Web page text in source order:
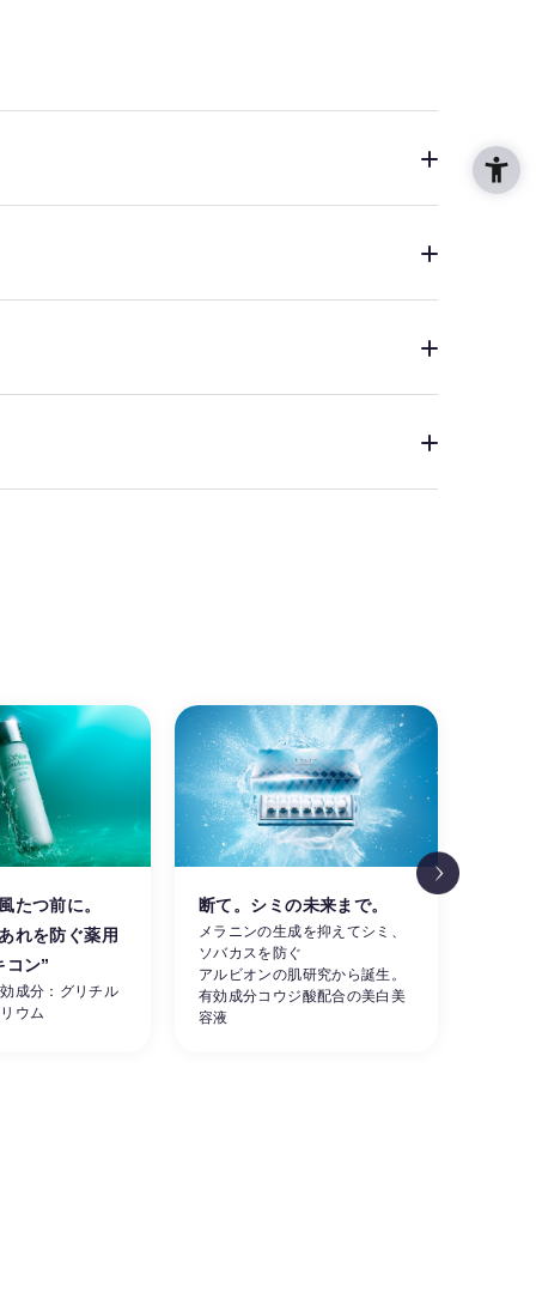
たつ前に。
れを防ぐ薬用
コン”
成分：グリチル
ウム
断て。シミの未来まで。
メラニンの生成を抑えてシミ、
ソバカスを防ぐ
アルビオンの肌研究から誕生。
有効成分コウジ酸配合の美白美
容液